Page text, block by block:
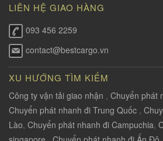
LIÊN HỆ GIAO HÀNG
093 456 2259
contact@bestcargo.vn
XU HƯỚNG TÌM KIẾM
Công ty vận tải giao nhận , Chuyển phát
Chuyển phát nhanh đi Trung Quốc ,
Lào, Chuyển phát nhanh đi Campuchia,